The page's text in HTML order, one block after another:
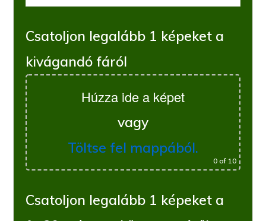
Csatoljon legalább 1 képeket a
kivágandó fáról
Húzza ide a képet
vagy
Töltse fel mappából.
0of 10
Csatoljon legalább 1 képeket a